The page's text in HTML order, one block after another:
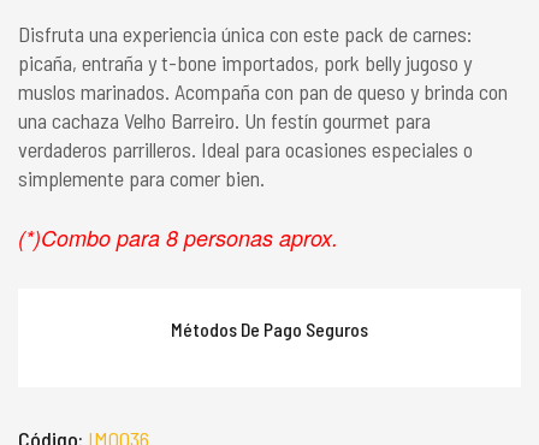
Disfruta una experiencia única con este pack de carnes:
picaña, entraña y t-bone importados, pork belly jugoso y
muslos marinados. Acompaña con pan de queso y brinda con
una cachaza Velho Barreiro. Un festín gourmet para
verdaderos parrilleros. Ideal para ocasiones especiales o
simplemente para comer bien.
(*)Combo para 8 personas aprox.
Métodos De Pago Seguros
Código: IM0036